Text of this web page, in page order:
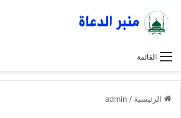
القائمة
الرئيسية /
admin